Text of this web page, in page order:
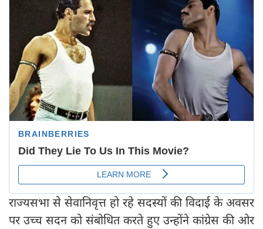
राज्यसभा से सेवानिवृत्त हो रहे सदस्यों की विदाई के अवसर
पर उच्च सदन को संबोधित करते हुए उन्होंने कांग्रेस की ओर